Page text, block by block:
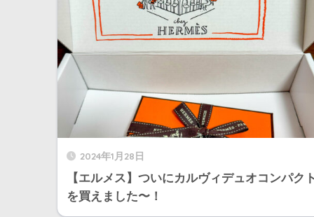
2024年1月28日
【エルメス】ついにカルヴィデュオコンパク
を買えました〜！